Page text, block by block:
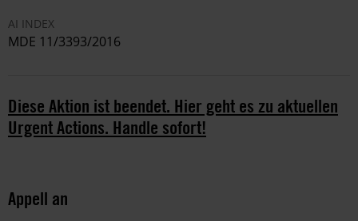
AI INDEX
MDE 11/3393/2016
Diese Aktion ist beendet. Hier geht es zu aktuellen
Urgent Actions. Handle sofort!
Appell an